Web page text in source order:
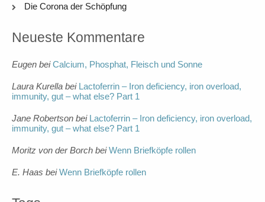
Die Corona der Schöpfung
Neueste Kommentare
Eugen beiCalcium, Phosphat, Fleisch und Sonne
Laura Kurella bei Lactoferrin – Iron deficiency, iron overload,
immunity, gut – what else? Part 1
Jane Robertson bei Lactoferrin – Iron deficiency, iron overload,
immunity, gut – what else? Part 1
Moritz von der Borch beiWenn Briefköpfe rollen
E. Haas beiWenn Briefköpfe rollen